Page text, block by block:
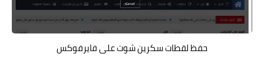
حفظ لقطات سكرين شوت على فايرفوكس